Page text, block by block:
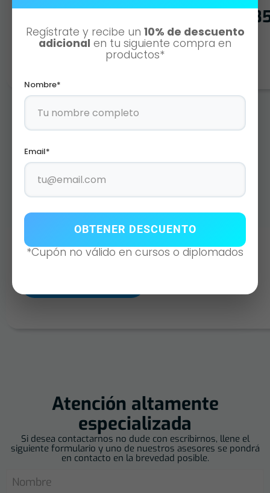
PRO-NIGHT BOTE CHOCOLATE
AÑADIR AL CARRITO
BESTIES
Atención altamente
especializada
Si desea contactarnos no dude con escribirnos, llene el
siguiente formulario y uno de nuestros asesores se pondrá
en contacto en la brevedad posible.
Regístrate y recibe un 10% de descuento
adicional en tu siguiente compra en
productos*
Nombre*
Email*
OBTENER DESCUENTO
*Cupón no válido en cursos o diplomados